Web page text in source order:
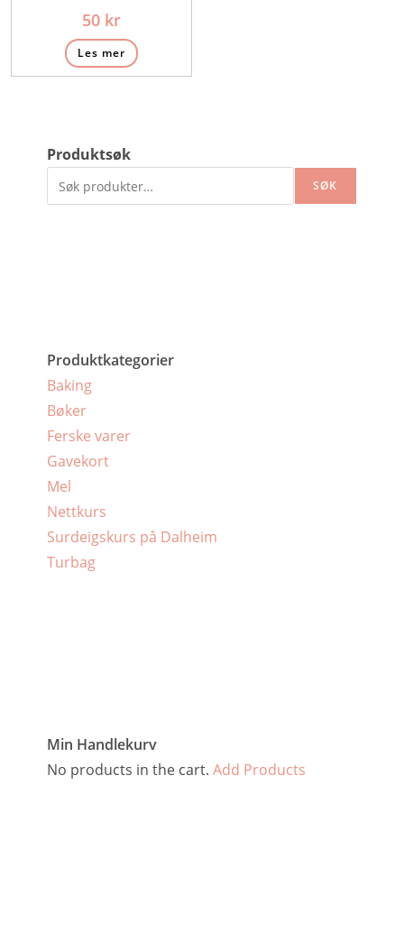
50 kr
Les mer
Produktsøk
SØK
Produktkategorier
Baking
Bøker
Ferske varer
Gavekort
Mel
Nettkurs
Surdeigskurs på Dalheim
Turbag
Min Handlekurv
No products in the cart.Add Products